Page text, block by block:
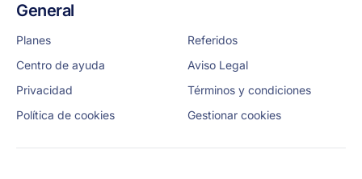
General
Planes
Referidos
Centro de ayuda
Aviso Legal
Privacidad
Términos y condiciones
Política de cookies
Gestionar cookies